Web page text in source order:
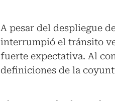
A pesar del despliegue
interrumpió el tránsito
fuerte expectativa. Al
definiciones de la